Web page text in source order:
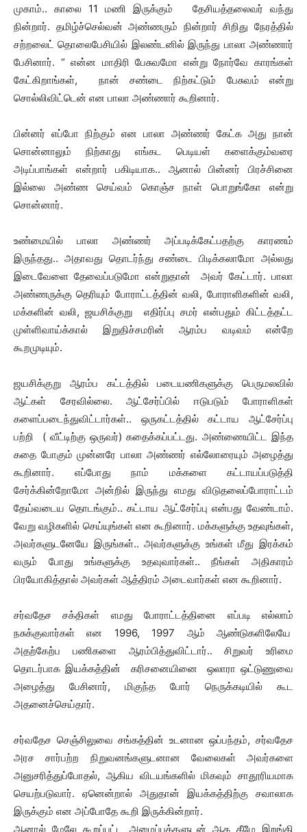
முகாம்.. காலை 11 மணி இருக்கும் தேசியத்தலைவர் வந்து
நின்றார். தமிழ்ச்செல்வன் அண்ணரும் நின்றார் சிறிது நேரத்தில்
சற்றலைட் தொலைபேசியில் இலண்டனில் இருந்து பாலா அண்ணார்
பேசினார். “ என்ன மாதிரி பேசுவமோ என்று நோர்வே காரங்கள்
கேட்கிறாங்கள், நான் சண்டை நிற்கட்டும் பேசுவம் என்று
சொல்லிவிட்டென் என பாலா அண்ணார் கூறினார்.
பின்னர் எப்போ நிற்கும் என பாலா அண்ணர் கேட்க அது நான்
சொன்னாலும் நிற்காது எங்கட பெடியள் களைக்கும்வரை
அடிப்பாங்கள் என்றார் பகிடியாக.. ஆனால் பின்னர் பிரச்சினை
இல்லை அண்ண செய்வம் கொஞ்ச நாள் பொறுங்கோ என்று
சொன்னார்.
உண்மையில் பாலா அண்ணர் அப்படிக்கேட்பதற்கு காரணம்
இருந்தது.. அதாவது தொடர்ந்து சண்டை பிடிக்கலாமோ அல்லது
இடைவேளை தேவைப்படுமோ என்றுதான் அவர் கேட்டார். பாலா
அண்ணருக்கு தெரியும் போராட்டத்தின் வலி, போராளிகளின் வலி,
மக்களின் வலி, ஜயசிக்குறு எதிர்ப்பு சமர் என்பதும் கிட்டத்தட்ட
முள்ளிவாய்க்கால் இறுதிச்சமரின் ஆரம்ப வடிவம் என்றே
கூறமுடியும்.
ஜயசிக்குறு ஆரம்ப கட்டத்தில் படையணிகளுக்கு பெருமலவில்
ஆட்கள் சேரவில்லை. ஆட்சேர்ப்பில் ஈடுபடும் போராளிகள்
களைப்படைந்துவிட்டார்கள்.. ஒருகட்டத்தில் கட்டாய ஆட்சேர்ப்பு
பற்றி ( வீட்டிற்கு ஒருவர்) கதைக்கப்பட்டது. அண்ணையிட்ட இந்த
கதை போகும் முன்னரே பாலா அண்ணர் எல்லோரையும் அழைத்து
கூறினார். எப்போது நாம் மக்களை கட்டாயப்படுத்தி
சேர்க்கின்றோமோ அன்றில் இருந்து எமது விடுதலைப்போராட்டம்
தேய்வடைய தொடங்கும்.. கட்டாய ஆட்சேர்ப்பு என்பது வேண்டாம்.
வேறு வழிகளில் செய்யுங்கள் என கூறினார். மக்களுக்கு உதவுங்கள்,
அவர்களுடனேயே இருங்கள்.. அவர்களுக்கு உங்கள் மீது இரக்கம்
வரும் போது உங்களுக்கு உதவுவார்கள்.. நீங்கள் அதிகாரம்
பிரயோகித்தால் அவர்கள் ஆத்திரம் அடைவார்கள் என கூறினார்.
சர்வதேச சக்திகள் எமது போராட்டத்தினை எப்படி எல்லாம்
நசுக்குவார்கள் என 1996, 1997 ஆம் ஆண்டுகளிலேயே
அதற்கேற்ப பணிகளை ஆரம்பித்துவிட்டார்.. சிறுவர் உரிமை
தொடர்பாக இயக்கத்தின் கரிசனையினை ஒலாரா ஒட்டுணுவை
அழைத்து பேசினார், மிகுந்த போர் நெருக்கடியில் கூட
அதனைச்செய்தார்.
சர்வதேச செஞ்சிலுவை சங்கத்தின் உடனான ஒப்பந்தம், சர்வதேச
அரச சார்பற்ற நிறுவனங்களுடனான வேலைகள் அவர்களை
அனுசரித்துப்போதல், ஆகிய விடயங்களில் மிகவும் சாதூரியமாக
செயற்படுவார். ஏனென்றால் அதுதான் இயக்கத்திற்கு சவாலாக
இருக்கும் என அப்போதே கூறி இருக்கின்றார்.
ஆனால் மேலே கூறப்பட்ட அமைப்புக்களுடன் ஆக கீழே இறங்கி